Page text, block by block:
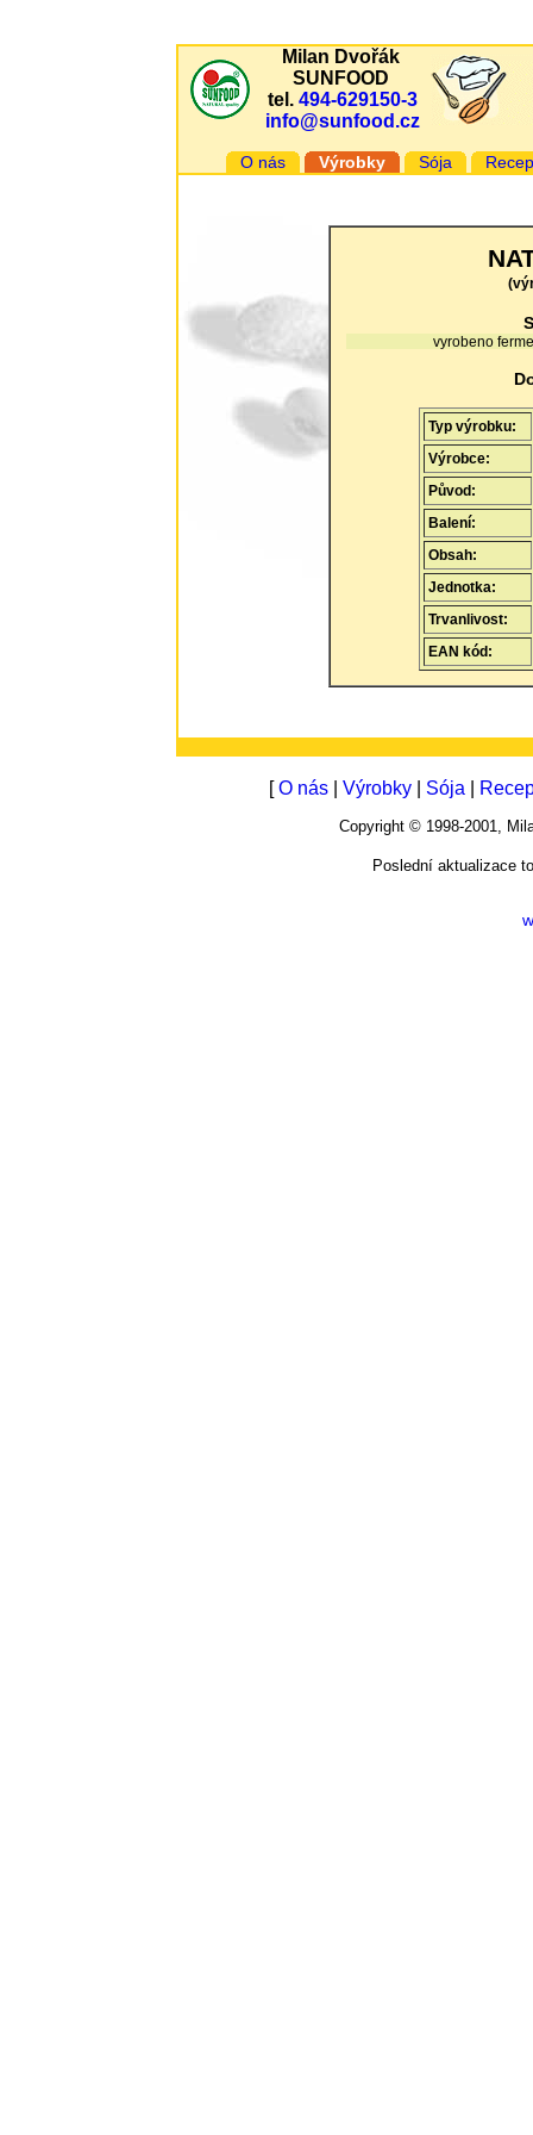
Milan Dvořák
SUNFOOD
tel. 494-629150-3
info@sunfood.cz
O nás Výrobky Sója
vyrobeno
Typ výrobku:
Výrobce:
Původ:
Balení:
Obsah:
Jednotka:
Trvanlivost:
EAN kód:
[O nás Výrobky Sója
Copyright © 1998-2001,
Poslední aktualizace